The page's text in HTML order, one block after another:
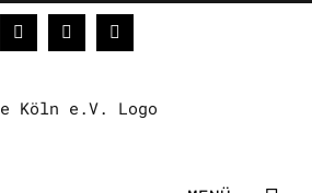
FacebookInstagram
E-
Mail